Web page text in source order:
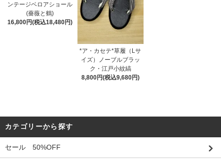
ンテージベロアショール
(薔薇と鶴)
16,800円(税込18,480円)
*ア・カセテ*草履（Lサ
イズ）ノーブルブラッ
ク・江戸小紋縞
8,800円(税込9,680円)
カテゴリーから探す
セール 50%OFF